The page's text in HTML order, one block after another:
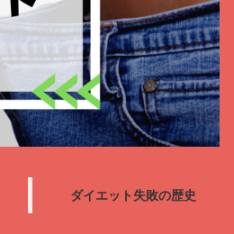
ダイエット失敗の歴史